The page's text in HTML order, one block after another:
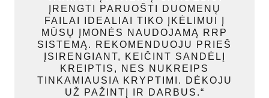
ĮRENGTI PARUOŠTI DUOMENŲ
FAILAI IDEALIAI TIKO ĮKĖLIMUI Į
MŪSŲ ĮMONĖS NAUDOJAMĄ RRP
SISTEMĄ. REKOMENDUOJU PRIEŠ
ĮSIRENGIANT, KEIČINT SANDĖLĮ
KREIPTIS, NES NUKREIPS
TINKAMIAUSIA KRYPTIMI. DĖKOJU
UŽ PAŽINTĮ IR DARBUS.“